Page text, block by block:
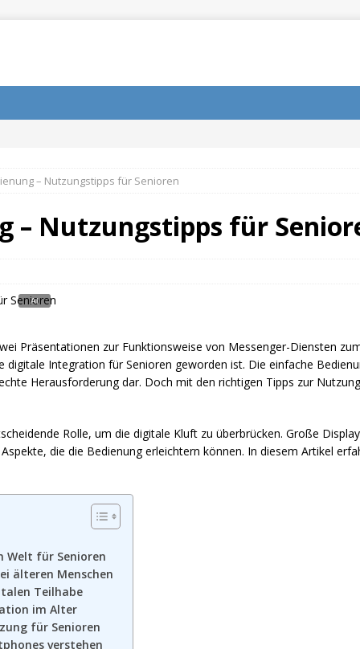
– Nutzungstipps für Senioren
– Nutzungstipps für
Präsentationen zur Funktionsweise von Messenger-Diensten
digitale Integration für Senioren geworden ist. Die einfache
Herausforderung dar. Doch mit den richtigen Tipps zur
Rolle, um die digitale Kluft zu überbrücken. Große
die die Bedienung erleichtern können. In diesem Artikel
Welt für Senioren
älteren Menschen
Teilhabe
im Alter
für Senioren
verstehen